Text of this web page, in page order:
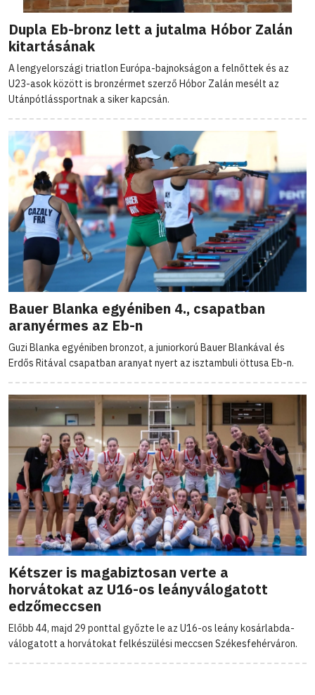
Dupla Eb-bronz lett a jutalma Hóbor Zalán
kitartásának
A lengyelországi triatlon Európa-bajnokságon a felnőttek és az
U23-asok között is bronzérmet szerző Hóbor Zalán mesélt az
Utánpótlássportnak a siker kapcsán.
Bauer Blanka egyéniben 4., csapatban
aranyérmes az Eb-n
Guzi Blanka egyéniben bronzot, a juniorkorú Bauer Blankával és
Erdős Ritával csapatban aranyat nyert az isztambuli öttusa Eb-n.
Kétszer is magabiztosan verte a
horvátokat az U16-os leányválogatott
edzőmeccsen
Előbb 44, majd 29 ponttal győzte le az U16-os leány kosárlabda-
válogatott a horvátokat felkészülési meccsen Székesfehérváron.